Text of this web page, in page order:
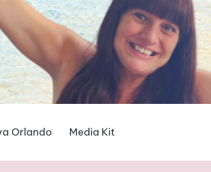
Orlando Media Kit